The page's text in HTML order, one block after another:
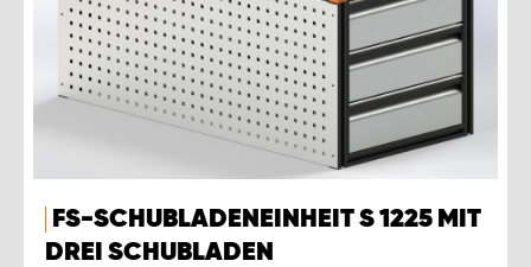
FS-SCHUBLADENEINHEIT S 1225 MIT
DREI SCHUBLADEN